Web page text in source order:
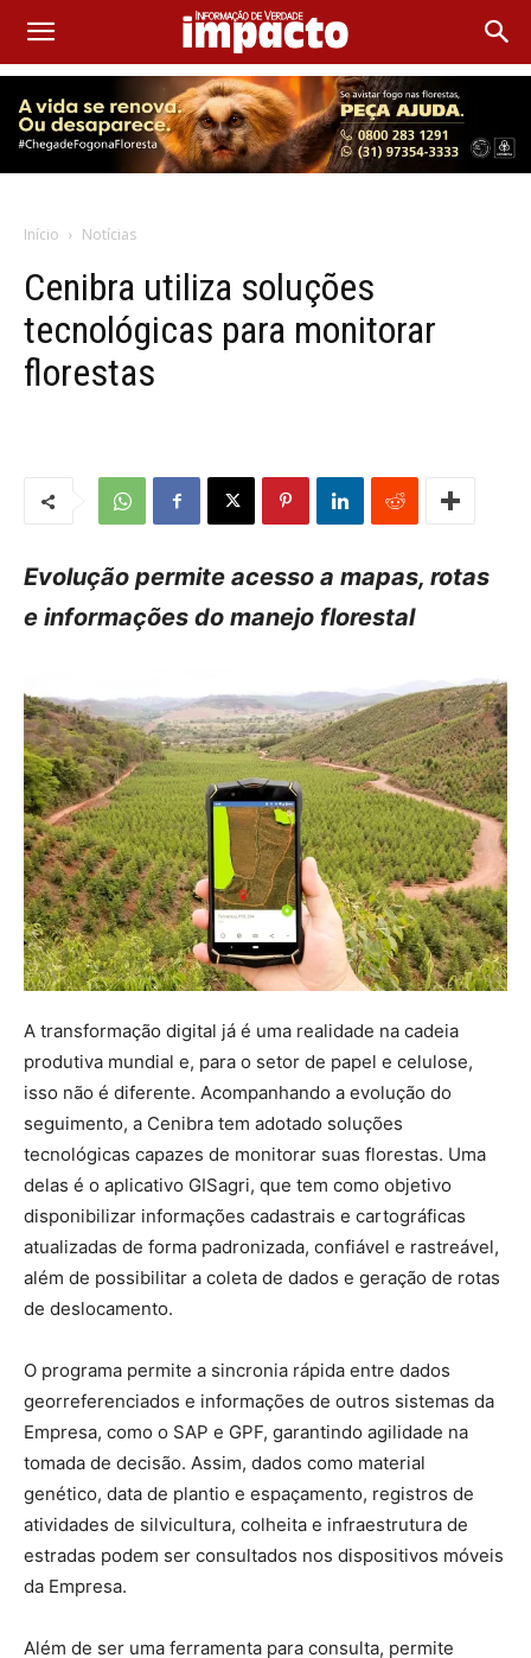
Início Notícias
Cenibra utiliza soluções
tecnológicas para monitorar
florestas
Evolução permite acesso a mapas, rotas
e informações do manejo florestal
A transformação digital já é uma realidade na cadeia
produtiva mundial e, para o setor de papel e celulose,
isso não é diferente. Acompanhando a evolução do
seguimento, a Cenibra tem adotado soluções
tecnológicas capazes de monitorar suas florestas. Uma
delas é o aplicativo GISagri, que tem como objetivo
disponibilizar informações cadastrais e cartográficas
atualizadas de forma padronizada, confiável e rastreável,
além de possibilitar a coleta de dados e geração de rotas
de deslocamento.
O programa permite a sincronia rápida entre dados
georreferenciados e informações de outros sistemas da
Empresa, como o SAP e GPF, garantindo agilidade na
tomada de decisão. Assim, dados como material
genético, data de plantio e espaçamento, registros de
atividades de silvicultura, colheita e infraestrutura de
estradas podem ser consultados nos dispositivos móveis
da Empresa.
Além de ser uma ferramenta para consulta, permite